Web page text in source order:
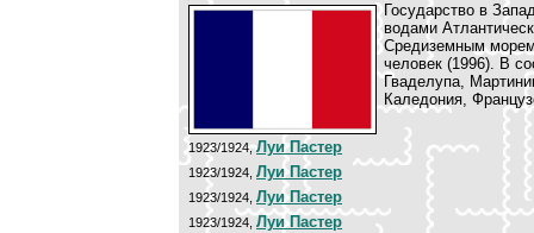
Государство в
водами
Средиземным
человек (1996). В
Гваделупа,
Каледония,
1923/1924,Луи Пастер
1923/1924, Луи Пастер
1923/1924, Луи Пастер
1923/1924, Луи Пастер